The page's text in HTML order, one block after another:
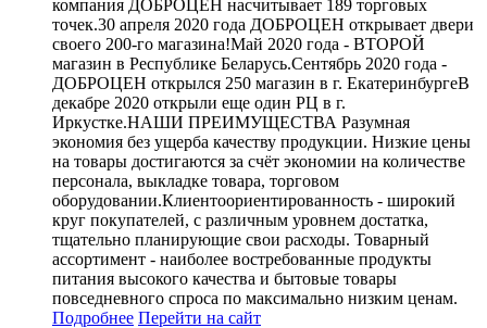
компания ДОБРОЦЕН насчитывает 189 торговых
точек.30 апреля 2020 года ДОБРОЦЕН открывает двери
своего 200-го магазина!Май 2020 года - ВТОРОЙ
магазин в Республике Беларусь.Сентябрь 2020 года -
ДОБРОЦЕН открылся 250 магазин в г. ЕкатеринбургеВ
декабре 2020 открыли еще один РЦ в г.
Иркустке.НАШИ ПРЕИМУЩЕСТВА Разумная
экономия без ущерба качеству продукции. Низкие цены
на товары достигаются за счёт экономии на количестве
персонала, выкладке товара, торговом
оборудовании.Клиентоориентированность - широкий
круг покупателей, с различным уровнем достатка,
тщательно планирующие свои расходы. Товарный
ассортимент - наиболее востребованные продукты
питания высокого качества и бытовые товары
повседневного спроса по максимально низким ценам.
Подробнее Перейти на сайт